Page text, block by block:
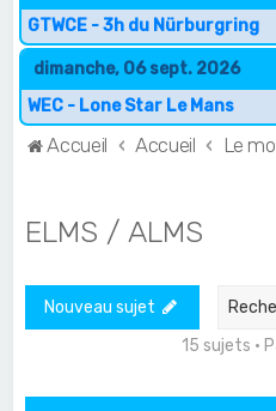
GTWCE - 3h du Nürburgring
dimanche, 06 sept. 2026
WEC - Lone Star Le Mans
Accueil Accueil
ELMS / ALMS
Nouveau sujet
15 sujets •